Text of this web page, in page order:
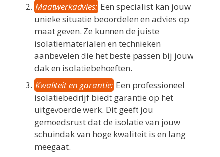
Maatwerkadvies: Een specialist kan jouw
unieke situatie beoordelen en advies op
maat geven. Ze kunnen de juiste
isolatiematerialen en technieken
aanbevelen die het beste passen bij jouw
dak en isolatiebehoeften.
Kwaliteit en garantie: Een professioneel
isolatiebedrijf biedt garantie op het
uitgevoerde werk. Dit geeft jou
gemoedsrust dat de isolatie van jouw
schuindak van hoge kwaliteit is en lang
meegaat.